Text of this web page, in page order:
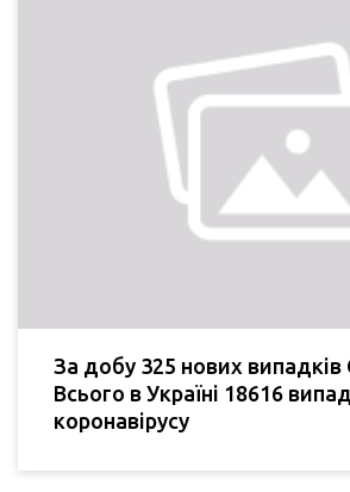
За добу 325 нових випадків
Всього в Україні 18616
коронавірусу